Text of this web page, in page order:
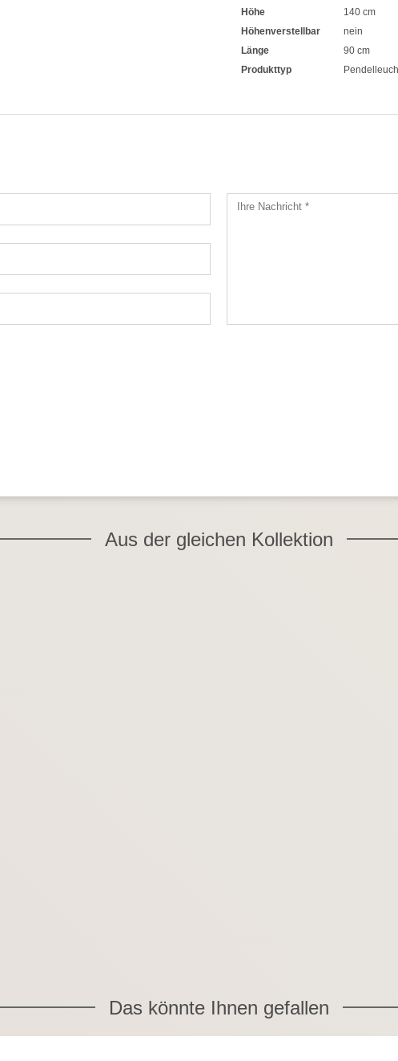
Höhe
140 cm
Höhenverstellbar
nein
Länge
90 cm
Produkttyp
Aus der gleichen Kollektion
Das könnte Ihnen gefallen